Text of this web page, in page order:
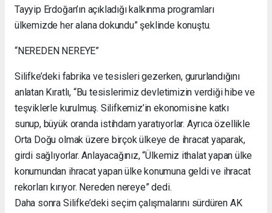
Tayyip Erdoğan’ın açıkladığı kalkınma programları
ülkemizde her alana dokundu” şeklinde konuştu.
“NEREDEN NEREYE”
Silifke’deki fabrika ve tesisleri gezerken, gururlandığını
anlatan Kıratlı, “Bu tesislerimiz devletimizin verdiği hibe ve
teşviklerle kurulmuş. Silifkemiz’in ekonomisine katkı
sunup, büyük oranda istihdam yaratıyorlar. Ayrıca özellikle
Orta Doğu olmak üzere birçok ülkeye de ihracat yaparak,
girdi sağlıyorlar. Anlayacağınız, “Ülkemiz ithalat yapan ülke
konumundan ihracat yapan ülke konumuna geldi ve ihracat
rekorları kırıyor. Nereden nereye” dedi.
Daha sonra Silifke’deki seçim çalışmalarını sürdüren AK